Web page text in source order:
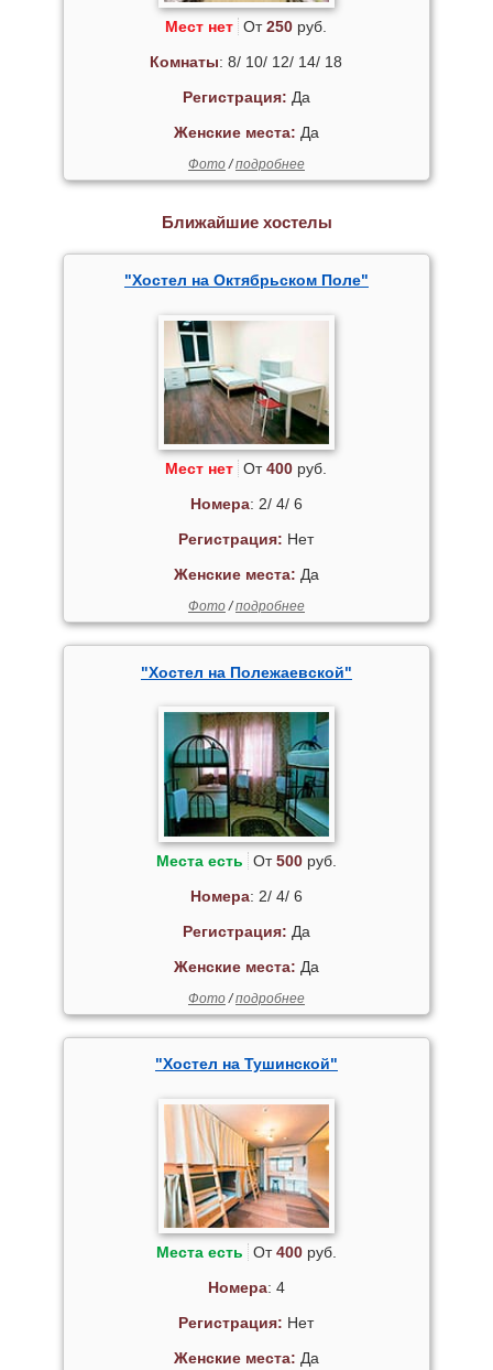
Мест нет От250 руб.
Комнаты: 8/ 10/ 12/ 14/ 18
Регистрация: Да
Женские места: Да
Фото/подробнее
Ближайшие хостелы
"Хостел на Октябрьском Поле"
Мест нет От400 руб.
Номера: 2/ 4/ 6
Регистрация: Нет
Женские места: Да
Фото/подробнее
"Хостел на Полежаевской"
Места есть От500руб.
Номера: 2/ 4/ 6
Регистрация: Да
Женские места: Да
Фото/подробнее
"Хостел на Тушинской"
Места есть От400руб.
Номера: 4
Регистрация: Нет
Женские места: Да